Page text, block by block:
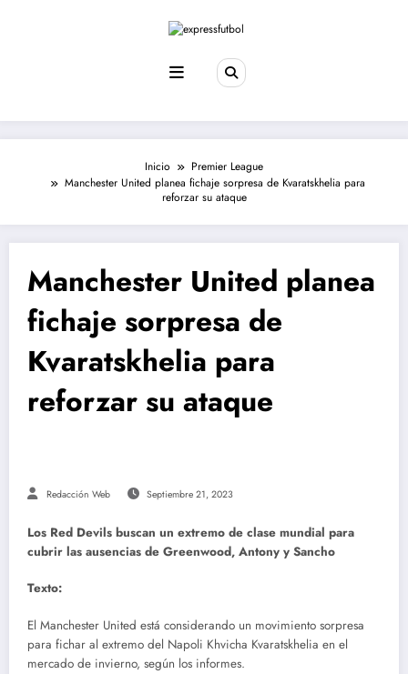
Inicio
Premier League
Manchester United planea fichaje sorpresa de Kvaratskhelia para
reforzar su ataque
Manchester United planea
fichaje sorpresa de
Kvaratskhelia para
reforzar su ataque
Redacción Web Septiembre 21, 2023
Los Red Devils buscan un extremo de clase mundial para
cubrir las ausencias de Greenwood, Antony y Sancho
Texto:
El Manchester United está considerando un movimiento sorpresa
para fichar al extremo del Napoli Khvicha Kvaratskhelia en el
mercado de invierno, según los informes.